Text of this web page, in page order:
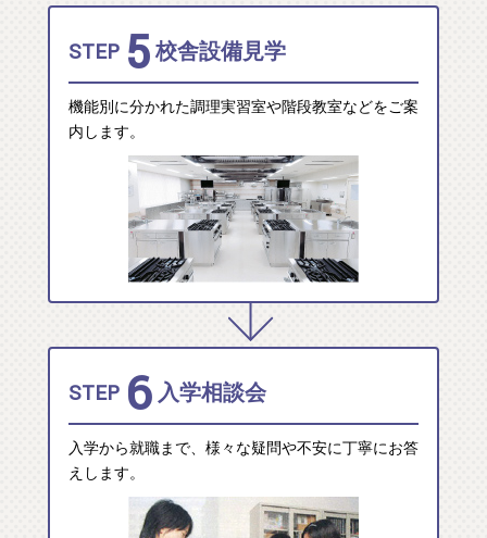
STEP 5 校舎設備見学
機能別に分かれた調理実習室や階段教室などをご案
内します。
STEP 6 入学相談会
入学から就職まで、様々な疑問や不安に丁寧にお答
えします。